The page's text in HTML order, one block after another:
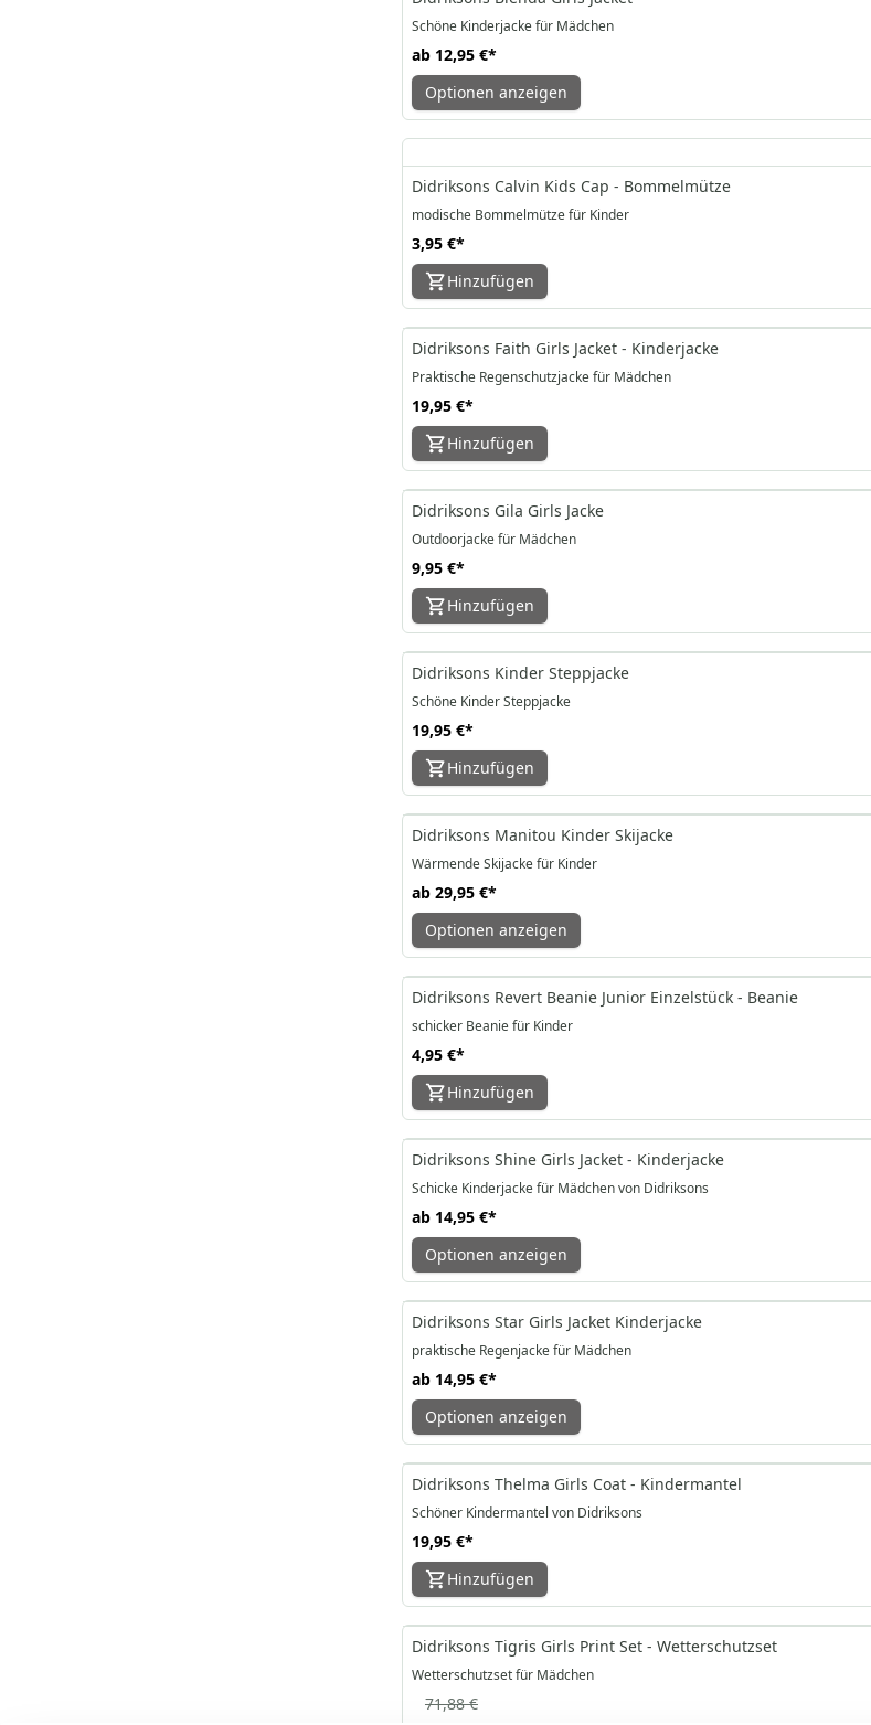
Schöne Kinderjacke für Mädchen
ab 12,95 €*
Optionen anzeigen
Didriksons Calvin Kids Cap - Bommelmütze
modische Bommelmütze für Kinder
3,95 €*
Hinzufügen
Didriksons Faith Girls Jacket - Kinderjacke
Praktische Regenschutzjacke für Mädchen
19,95 €*
Hinzufügen
Didriksons Gila Girls Jacke
Outdoorjacke für Mädchen
9,95 €*
Hinzufügen
Didriksons Kinder Steppjacke
Schöne Kinder Steppjacke
19,95 €*
Hinzufügen
Didriksons Manitou Kinder Skijacke
Wärmende Skijacke für Kinder
ab 29,95 €*
Optionen anzeigen
Didriksons Revert Beanie Junior Einzelstück - Beanie
schicker Beanie für Kinder
4,95 €*
Hinzufügen
Didriksons Shine Girls Jacket - Kinderjacke
Schicke Kinderjacke für Mädchen von Didriksons
ab 14,95 €*
Optionen anzeigen
Didriksons Star Girls Jacket Kinderjacke
praktische Regenjacke für Mädchen
ab 14,95 €*
Optionen anzeigen
Didriksons Thelma Girls Coat - Kindermantel
Schöner Kindermantel von Didriksons
19,95 €*
Hinzufügen
-86%
Didriksons Tigris Girls Print Set - Wetterschutzset
Wetterschutzset für Mädchen
71,88 €